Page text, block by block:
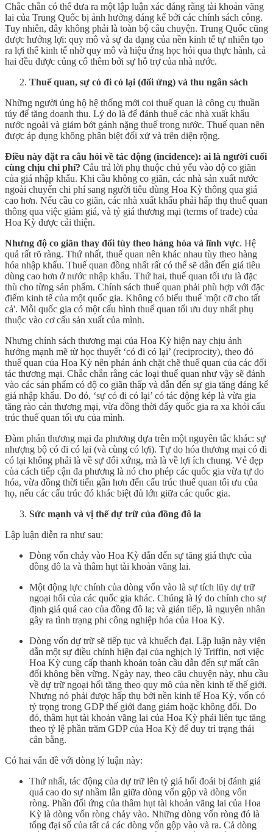
Chắc chắn có thể đưa ra một lập luận xác đáng rằng tài khoản vãng
lai của Trung Quốc bị ảnh hưởng đáng kể bởi các chính sách công.
Tuy nhiên, đây không phải là toàn bộ câu chuyện. Trung Quốc cũng
được hưởng lợi: quy mô và sự đa dạng của nền kinh tế tự nhiên tạo
ra lợi thế kinh tế nhờ quy mô và hiệu ứng học hỏi qua thực hành, cả
hai đều được củng cố thêm bởi sự hỗ trợ của nhà nước.
Thuế quan, sự có đi có lại (đối ứng) và thu ngân sách
Những người ủng hộ hệ thống mới coi thuế quan là công cụ thuần
túy để tăng doanh thu. Lý do là để đánh thuế các nhà xuất khẩu
nước ngoài và giảm bớt gánh nặng thuế trong nước. Thuế quan nên
được áp dụng không phân biệt đối xử và trên diện rộng.
Điều này đặt ra câu hỏi về tác động (incidence): ai là người cuối
cùng chịu chi phí? Câu trả lời phụ thuộc chủ yếu vào độ co giãn
của giá nhập khẩu. Khi cầu không co giãn, các nhà sản xuất nước
ngoài chuyển chi phí sang người tiêu dùng Hoa Kỳ thông qua giá
cao hơn. Nếu cầu co giãn, các nhà xuất khẩu phải hấp thụ thuế quan
thông qua việc giảm giá, và tỷ giá thương mại (terms of trade) của
Hoa Kỳ được cải thiện.
Nhưng độ co giãn thay đổi tùy theo hàng hóa và lĩnh vực. Hệ
quả rất rõ ràng. Thứ nhất, thuế quan nên khác nhau tùy theo hàng
hóa nhập khẩu. Thuế quan đồng nhất rất có thể sẽ dẫn đến giá tiêu
dùng cao hơn ở nước nhập khẩu. Thứ hai, thuế quan tối ưu là đặc
thù cho từng sản phẩm. Chính sách thuế quan phải phù hợp với đặc
điểm kinh tế của một quốc gia. Không có biểu thuế 'một cỡ cho tất
cả'. Mỗi quốc gia có một cấu hình thuế quan tối ưu duy nhất phụ
thuộc vào cơ cấu sản xuất của mình.
Nhưng chính sách thương mại của Hoa Kỳ hiện nay chịu ảnh
hưởng mạnh mẽ từ học thuyết ‘có đi có lại’ (reciprocity), theo đó
thuế quan của Hoa Kỳ nên phản ánh chặt chẽ thuế quan của các đối
tác thương mại. Chắc chắn rằng các loại thuế quan như vậy sẽ đánh
vào các sản phẩm có độ co giãn thấp và dẫn đến sự gia tăng đáng kể
giá nhập khẩu. Do đó, ‘sự có đi có lại’ có tác động kép là vừa gia
tăng rào cản thương mại, vừa đồng thời đẩy quốc gia ra xa khỏi cấu
trúc thuế quan tối ưu của mình.
Đàm phán thương mại đa phương dựa trên một nguyên tắc khác: sự
nhượng bộ có đi có lại (và cùng có lợi). Tự do hóa thương mại có đi
có lại không phải là về sự đối xứng, mà là về lợi ích chung. Vẻ đẹp
của cách tiếp cận đa phương là nó cho phép các quốc gia vừa tự do
hóa, vừa đồng thời tiến gần hơn đến cấu trúc thuế quan tối ưu của
họ, nếu các cấu trúc đó khác biệt đủ lớn giữa các quốc gia.
Sức mạnh và vị thế dự trữ của đồng đô la
Lập luận diễn ra như sau:
Dòng vốn chảy vào Hoa Kỳ dẫn đến sự tăng giá thực của
đồng đô la và thâm hụt tài khoản vãng lai.
Một động lực chính của dòng vốn vào là sự tích lũy dự trữ
ngoại hối của các quốc gia khác. Chúng là lý do chính cho sự
định giá quá cao của đồng đô la; và gián tiếp, là nguyên nhân
gây ra tình trạng phi công nghiệp hóa của Hoa Kỳ.
Dòng vốn dự trữ sẽ tiếp tục và khuếch đại. Lập luận này viện
dẫn một sự điều chỉnh hiện đại của nghịch lý Triffin, nơi việc
Hoa Kỳ cung cấp thanh khoản toàn cầu dẫn đến sự mất cân
đối không bền vững. Ngày nay, theo câu chuyện này, nhu cầu
về dự trữ ngoại hối tăng theo quy mô của nền kinh tế thế giới.
Nhưng nó phải được hấp thụ bởi nền kinh tế Hoa Kỳ, vốn có
tỷ trọng trong GDP thế giới đang giảm hoặc không đổi. Do
đó, thâm hụt tài khoản vãng lai của Hoa Kỳ phải liên tục tăng
theo tỷ lệ phần trăm GDP của Hoa Kỳ để duy trì trạng thái
cân bằng.
Có hai vấn đề với dòng lý luận này:
Thứ nhất, tác động của dự trữ lên tỷ giá hối đoái bị đánh giá
quá cao do sự nhầm lẫn giữa dòng vốn gộp và dòng vốn
ròng. Phần đối ứng của thâm hụt tài khoản vãng lai của Hoa
Kỳ là dòng vốn ròng chảy vào. Những dòng vốn ròng đó là
tổng đại số của tất cả các dòng vốn gộp vào và ra. Cả dòng